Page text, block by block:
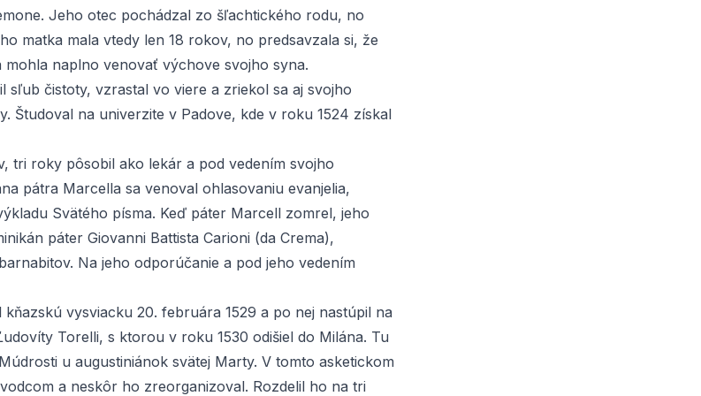
Jeho otec pochádzal zo šľachtického rodu, no
matka mala vtedy len 18 rokov, no predsavzala si, že
mohla naplno venovať výchove svojho syna.
sľub čistoty, vzrastal vo viere a zriekol sa aj svojho
Študoval na univerzite v Padove, kde v roku 1524 získal
tri roky pôsobil ako lekár a pod vedením svojho
pátra Marcella sa venoval ohlasovaniu evanjelia,
Svätého písma. Keď páter Marcell zomrel, jeho
páter Giovanni Battista Carioni (da Crema),
Na jeho odporúčanie a pod jeho vedením
vysviacku 20. februára 1529 a po nej nastúpil na
Torelli, s ktorou v roku 1530 odišiel do Milána. Tu
u augustiniánok svätej Marty. V tomto asketickom
a neskôr ho zreorganizoval. Rozdelil ho na tri